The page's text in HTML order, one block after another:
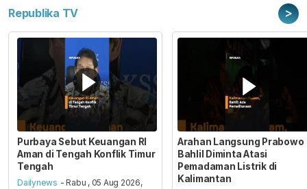
Republika TV >
Purbaya Sebut Keuangan RI
Aman di Tengah Konflik Timur
Tengah
Dailynews - Rabu , 05 Aug 2026,
Arahan Langsung Prabowo
Bahlil Diminta Atasi
Pemadaman Listrik di
Kalimantan